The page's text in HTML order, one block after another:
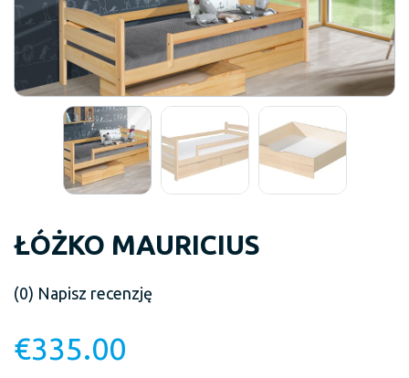
ŁÓŻKO MAURICIUS
(0) Napisz recenzję
€335.00